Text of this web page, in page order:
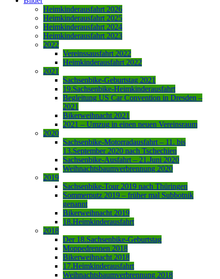
Heimkinderausfahrt 2026
Heimkinderausfahrt 2025
Heimkinderausfahrt 2024
Heimkinderausfahrt 2023
2022
Vereinssausfahrt 2022
Heimkinderausfahrt 2022
2021
Sachsenbike-Geburtstag 2021
19.Sachsenbike-Heimkinderausfahrt
Begleitung US Car Convention in Dresden –
2021
Bikerweihnacht 2021
2021 – Umzug in einen neuen Vereinsraum
2020
Sachsenbike-Motorradausfahrt – 11. bis
13.September 2020 nach Tschechien
Sachsenbike-Ausfahrt – 21.Juni 2020
Weihnachtsbaumverbrennung 2020
2019
Sachsenbike-Tour 2019 nach Thüringen
Sommerputz 2019 – früher mal Subbotnik
genannt
Bikerweihnacht 2019
18.Heimkinderausfahrt
2018
Der 18.Sachsenbike-Geburtstag
Moppedrennen 2018
Bikerweihnacht 2018
17.Heimkinderausfahrt
Weihnachtsbaumverbrennung 2018